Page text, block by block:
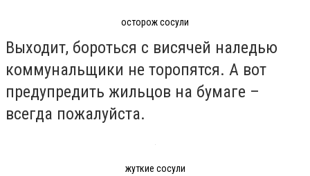
осторож сосули
Выходит, бороться с висячей наледью
коммунальщики не торопятся. А вот
предупредить жильцов на бумаге –
всегда пожалуйста.
жуткие сосули